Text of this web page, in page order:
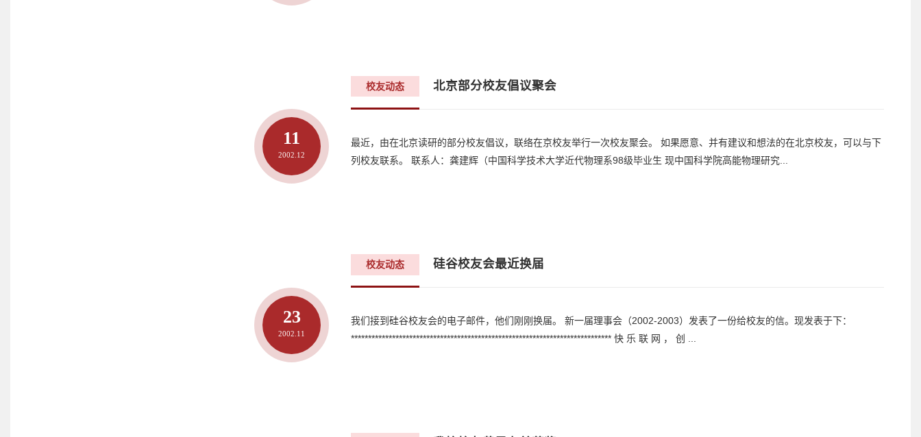
11
2002.12
校友动态 北京部分校友倡议聚会
最近，由在北京读研的部分校友倡议，联络在京校友举行一次校友聚会。 如果愿意、并有建议和想法的在北京校友，可以与下
列校友联系。 联系人：龚建辉（中国科学技术大学近代物理系98级毕业生 现中国科学院高能物理研究...
23
2002.11
校友动态 硅谷校友会最近换届
我们接到硅谷校友会的电子邮件，他们刚刚换届。 新一届理事会（2002-2003）发表了一份给校友的信。现发表于下：
**************************************************************************** 快 乐 联 网 ， 创 ...